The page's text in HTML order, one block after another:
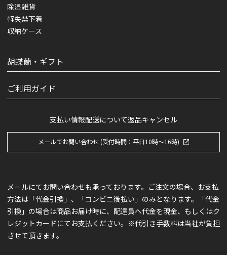
除湿雑貨
軽失禁下着
収納ケース
胡蝶蘭・ギフト
ご利用ガイド
支払い情報配送について返品キャンセル
メールでお問い合わせ (受付時間：平日10時～16時)
メールにてお問い合わせも承っております。ご注文の場合、お支払
方法は「代金引換」、「コンビニ後払い」のみとなります。「代金
引換」の場合は商品お届け時に、配達員へ代金を現金、もしくはク
レジットカードにてお支払ください。※代引き手数料は当社が負担
させて頂きます。